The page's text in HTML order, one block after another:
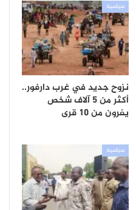
سياسية
نزوح جديد في غرب دارفور..
أكثر من 5 آلاف شخص
يفرون من 10 قرى
سياسية